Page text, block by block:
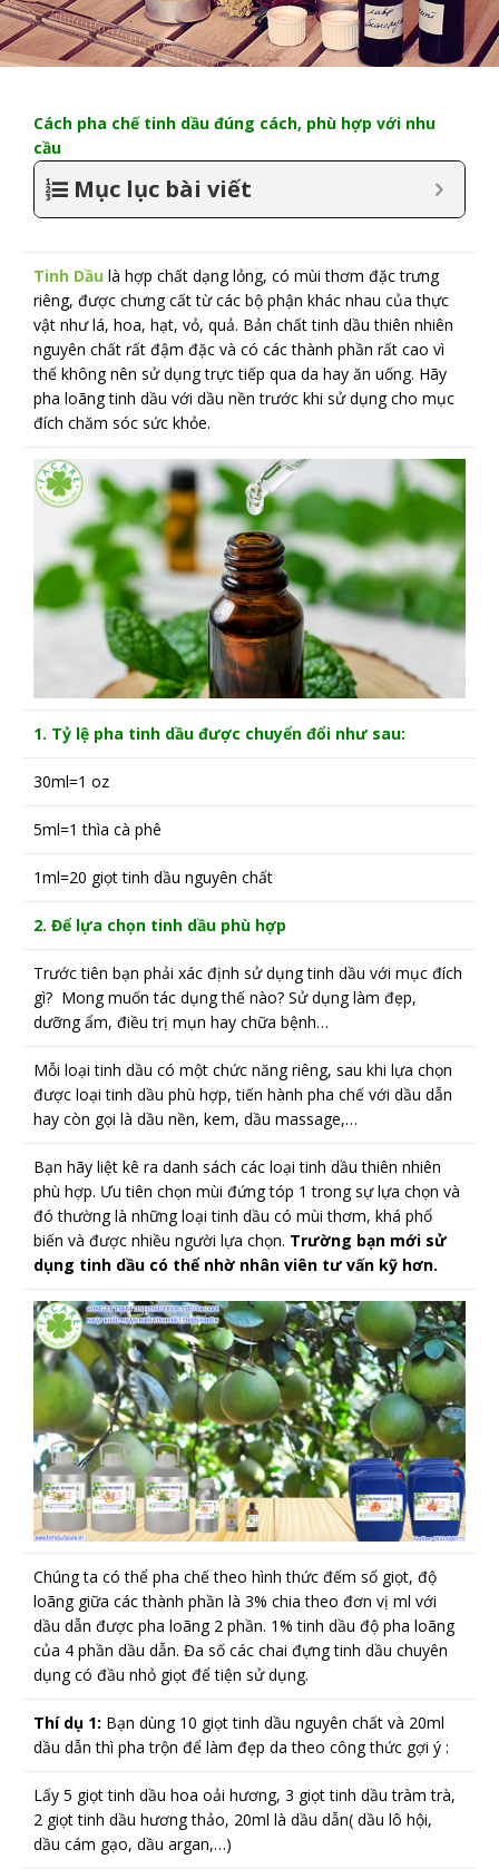
Cách pha chế tinh dầu đúng cách, phù hợp với nhu
cầu
Mục lục bài viết
Tinh Dầu là hợp chất dạng lỏng, có mùi thơm đặc trưng
riêng, được chưng cất từ các bộ phận khác nhau của thực
vật như lá, hoa, hạt, vỏ, quả. Bản chất tinh dầu thiên nhiên
nguyên chất rất đậm đặc và có các thành phần rất cao vì
thế không nên sử dụng trực tiếp qua da hay ăn uống. Hãy
pha loãng tinh dầu với dầu nền trước khi sử dụng cho mục
đích chăm sóc sức khỏe.
1. Tỷ lệ pha tinh dầu được chuyển đổi như sau:
30ml=1 oz
5ml=1 thìa cà phê
1ml=20 giọt tinh dầu nguyên chất
2. Để lựa chọn tinh dầu phù hợp
Trước tiên bạn phải xác định sử dụng tinh dầu với mục đích
gì? Mong muốn tác dụng thế nào? Sử dụng làm đẹp,
dưỡng ẩm, điều trị mụn hay chữa bệnh…
Mỗi loại tinh dầu có một chức năng riêng, sau khi lựa chọn
được loại tinh dầu phù hợp, tiến hành pha chế với dầu dẫn
hay còn gọi là dầu nền, kem, dầu massage,…
Bạn hãy liệt kê ra danh sách các loại tinh dầu thiên nhiên
phù hợp. Ưu tiên chọn mùi đứng tóp 1 trong sự lựa chọn và
đó thường là những loại tinh dầu có mùi thơm, khá phổ
biến và được nhiều người lựa chọn. Trường bạn mới sử
dụng tinh dầu có thể nhờ nhân viên tư vấn kỹ hơn.
Chúng ta có thể pha chế theo hình thức đếm số giọt, độ
loãng giữa các thành phần là 3% chia theo đơn vị ml với
dầu dẫn được pha loãng 2 phần. 1% tinh dầu độ pha loãng
của 4 phần dầu dẫn. Đa số các chai đựng tinh dầu chuyên
dụng có đầu nhỏ giọt để tiện sử dụng.
Thí dụ 1: Bạn dùng 10 giọt tinh dầu nguyên chất và 20ml
dầu dẫn thì pha trộn để làm đẹp da theo công thức gợi ý :
Lấy 5 giọt tinh dầu hoa oải hương, 3 giọt tinh dầu tràm trà,
2 giọt tinh dầu hương thảo, 20ml là dầu dẫn( dầu lô hội,
dầu cám gạo, dầu argan,…)